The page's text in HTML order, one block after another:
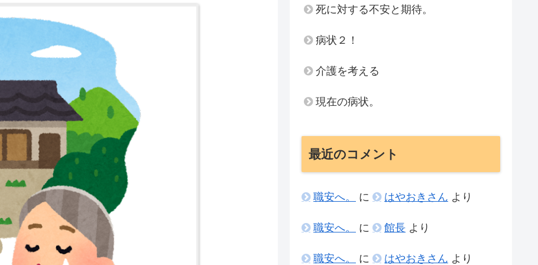
死に対する不安と期待。
病状２！
介護を考える
現在の病状。
最近のコメント
職安へ。 に はやおきさん より
職安へ。 に 館長 より
職安へ。 に はやおきさん より